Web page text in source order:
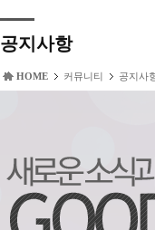
공지사항
HOME 커뮤니티 공지사